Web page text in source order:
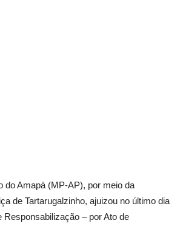
do Amapá (MP-AP), por meio da
de Tartarugalzinho, ajuizou no último dia
Responsabilização – por Ato de